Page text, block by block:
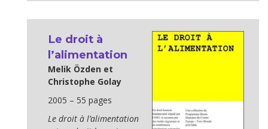
Le droit à
l’alimentation
Melik Özden et
Christophe Golay
2005 – 55 pages
Le droit à l’alimentation